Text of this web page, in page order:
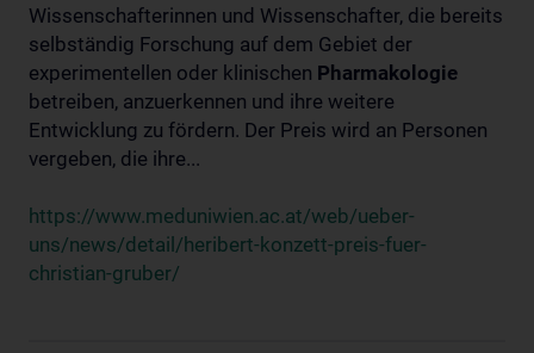
Wissenschafterinnen und Wissenschafter, die bereits
selbständig Forschung auf dem Gebiet der
experimentellen oder klinischen Pharmakologie
betreiben, anzuerkennen und ihre weitere
Entwicklung zu fördern. Der Preis wird an Personen
vergeben, die ihre...
https://www.meduniwien.ac.at/web/ueber-
uns/news/detail/heribert-konzett-preis-fuer-
christian-gruber/